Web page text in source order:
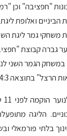
"חפציבה" וכן
ואלופת ליגת
גמר ליגת
גברה קבוצת
6:4. ואילו במשחק הגמר
הרצל" בתוצאה 4:3.
הליגה
בלתי פורמאלי